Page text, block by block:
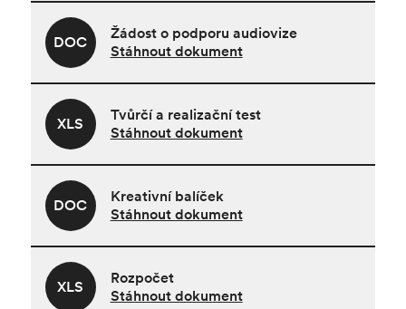
Žádost o podporu audiovize
Stáhnout dokument
DOC
Tvůrčí a realizační test
Stáhnout dokument
XLS
Kreativní balíček
Stáhnout dokument
DOC
Rozpočet
Stáhnout dokument
XLS